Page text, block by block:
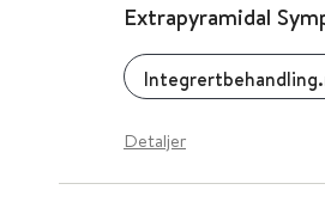
Extrapyramidal
Detaljer